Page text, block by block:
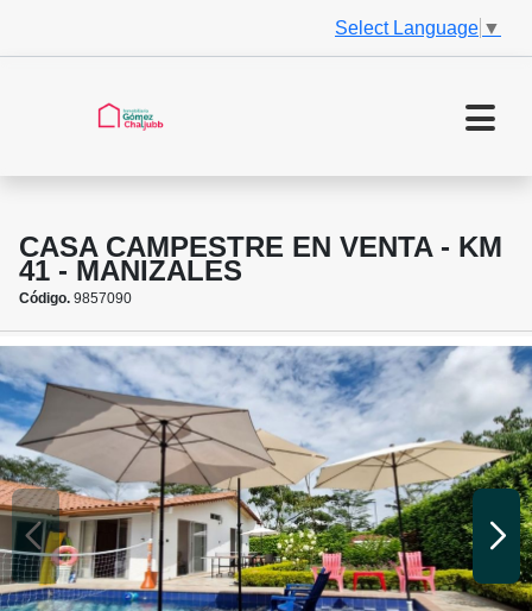
Select Language ▼
CASA CAMPESTRE EN VENTA - KM
41 - MANIZALES
Código. 9857090